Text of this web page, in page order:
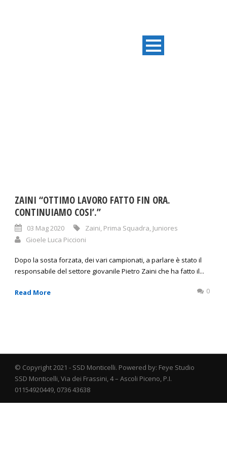
ZAINI “OTTIMO LAVORO FATTO FIN ORA.
CONTINUIAMO COSI’.”
03 Mag 2020 Zaini, Prima Squadra, Juniores
Gioele Luca Piccioni
Dopo la sosta forzata, dei vari campionati, a parlare è stato il
responsabile del settore giovanile Pietro Zaini che ha fatto il...
Read More 0
© Copyright 2021 - SSD Monticelli. Powered by: Feye Studio
SSD Monticelli, Via dei Frassini, 4 – Ascoli Piceno, P.I.
01154920449, 0736 43638